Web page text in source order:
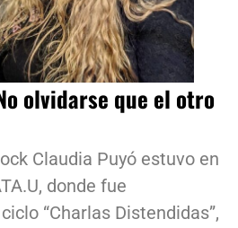
olvidarse que el otro
Claudia Puyó estuvo en
donde fue
“Charlas Distendidas”,